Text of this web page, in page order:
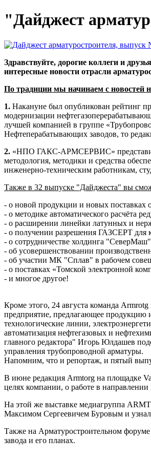
"Дайджест
Здравствуйте, дорогие коллеги и
интересные новости отрасли
По традиции мы начинаем с новостей
1. Накануне был опубликован рейтинг
модернизации
лучшей компанией в группе
Нефтеперабатывающих заводов, то
2. «НПО ГАКС-АРМСЕРВИС» представило
методология, методики и средства
инженерно-техническим работникам,
Также в 32 выпуске "Дайджеста" вы
- о новой продукции и новых поставках
- о методике автоматического расчёта
- о расширении линейки латунных и
- о получении разрешения ГАЗСЕРТ для
- о сотрудничестве холдинга
- об усовершенствовании
- об участии МК "Сплав" в рабочем
- о поставках «Томской электронной
- и многое другое!
Кроме этого, 24 августа команда Armrotg
предприятие, предлагающее продукцию
технологические линии,
автоматизация нефтегазовых и
главного редактора" Игорь Юлдашев
управления трубопроводной арматуры.
Напомним, что и репортаж, и пятый
В июне редакция Armtorg на площадке
целях компании, о работе в
На этой же выставке медиагруппа
Максимом Сергеевичем Буровым и
Также на Арматуростроительном
завода и его планах.